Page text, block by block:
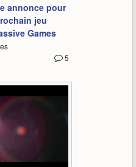
annonce pour
jeu
Games
5